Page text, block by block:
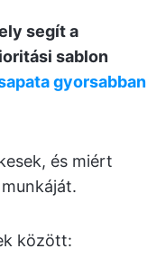
segít a
sablon
gyorsabban
és miért
között: